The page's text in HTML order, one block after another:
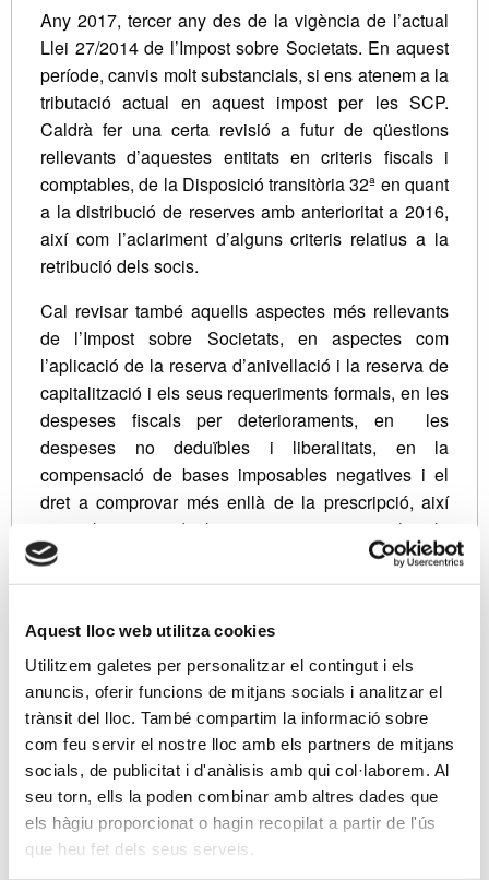
Aquest lloc web utilitza cookies
Utilitzem galetes per personalitzar el contingut i els
anuncis, oferir funcions de mitjans socials i analitzar el
trànsit del lloc. També compartim la informació sobre
com feu servir el nostre lloc amb els partners de mitjans
socials, de publicitat i d'anàlisis amb qui col·laborem. Al
seu torn, ells la poden combinar amb altres dades que
els hàgiu proporcionat o hagin recopilat a partir de l'ús
que heu fet dels seus serveis.
Any 2017, tercer any des de la vigència de l’actual
Llei 27/2014 de l’Impost sobre Societats. En aquest
període, canvis molt substancials, si ens atenem a la
tributació actual en aquest impost per les SCP.
Caldrà fer una certa revisió a futur de qüestions
rellevants d’aquestes entitats en criteris fiscals i
comptables, de la Disposició transitòria 32ª en quant
a la distribució de reserves amb anterioritat a 2016,
així com l’aclariment d’alguns criteris relatius a la
retribució dels socis.
Cal revisar també aquells aspectes més rellevants
de l’Impost sobre Societats, en aspectes com
l’aplicació de la reserva d’anivellació i la reserva de
capitalització i els seus requeriments formals, en les
despeses fiscals per deterioraments, en les
despeses no deduïbles i liberalitats, en la
compensació de bases imposables negatives i el
dret a comprovar més enllà de la prescripció, així
com els criteris de les societats patrimonials i la
consideració dels elements afectes a l’activitat
econòmica, l’exempció pels dividends percebuts i la
quota a aplicar, així com els criteris comptables i
fiscal en l’ amortització del fons de comerç i els
intangibles.
Afavorir les prevencions i un control més exhaustiu,
d’acord a les consultes vinculants de la DGT en
relació a Impost sobre Societats i l’IRPF, així com
criteris de Gestió i de la Inspecció tributària en
diferents matèries, i aquelles previsions necessàries
a tenir en compte en la perspectiva del mes de